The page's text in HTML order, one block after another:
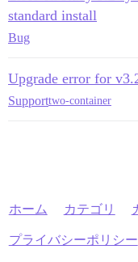
standard install
Bug
Upgrade error for
Supporttwo-container
ホーム カテゴリ
プライバシーポリシー